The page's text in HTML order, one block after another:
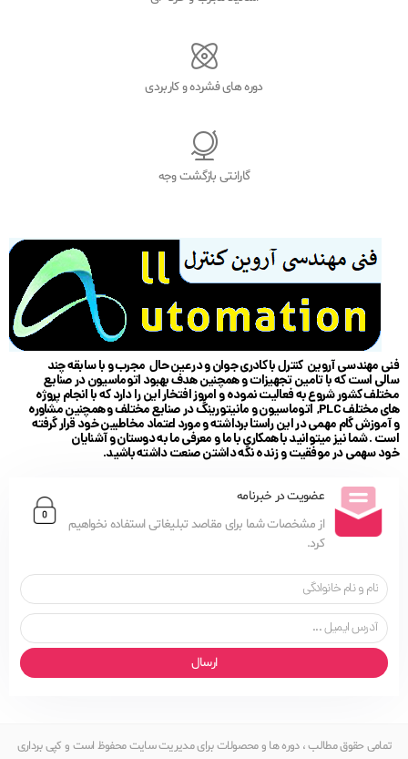
دوره های فشرده و کاربردی
گارانتی بازگشت وجه
فنی مهندسی آروین کنترل با کادری جوان و در عین حال مجرب و با سابقه چند
سالی است که با تامین تجهیزات و همچنین هدف بهبود اتوماسیون در صنایع
مختلف کشور شروع به فعالیت نموده و امروز افتخار این را دارد که با انجام پروژه
های مختلف PLC, اتوماسیون و مانیتورینگ در صنایع مختلف و همچنین مشاوره
و آموزش گام مهمی در این راستا برداشته و مورد اعتماد مخاطبین خود قرار گرفته
است . شما نیز میتوانید با همکاری با ما و معرفی ما به دوستان و آشنایان
خود سهمی در موفقیت و زنده نگه داشتن صنعت داشته باشید.
عضویت در خبرنامه
از مشخصات شما برای مقاصد تبلیغاتی استفاده نخواهیم
کرد.
ارسال
تمامی حقوق مطالب ، دوره ها و محصولات برای مدیریت سایت محفوظ است و کپی برداری